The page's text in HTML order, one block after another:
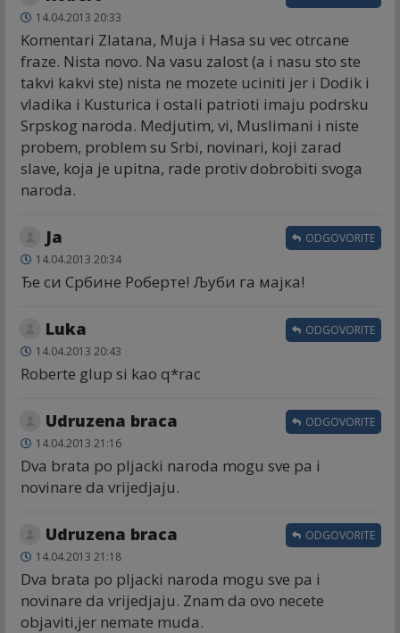
14.04.2013 20:33
Komentari Zlatana, Muja i Hasa su vec otrcane
fraze. Nista novo. Na vasu zalost (a i nasu sto ste
takvi kakvi ste) nista ne mozete uciniti jer i Dodik i
vladika i Kusturica i ostali patrioti imaju podrsku
Srpskog naroda. Medjutim, vi, Muslimani i niste
probem, problem su Srbi, novinari, koji zarad
slave, koja je upitna, rade protiv dobrobiti svoga
naroda.
Ja
14.04.2013 20:34
Ђе си Србине Роберте! Љуби га мајка!
ODGOVORITE
Luka
14.04.2013 20:43
Roberte glup si kao q*rac
ODGOVORITE
Udruzena braca
14.04.2013 21:16
Dva brata po pljacki naroda mogu sve pa i
novinare da vrijedjaju.
ODGOVORITE
Udruzena braca
14.04.2013 21:18
Dva brata po pljacki naroda mogu sve pa i
novinare da vrijedjaju. Znam da ovo necete
objaviti,jer nemate muda.
ODGOVORITE